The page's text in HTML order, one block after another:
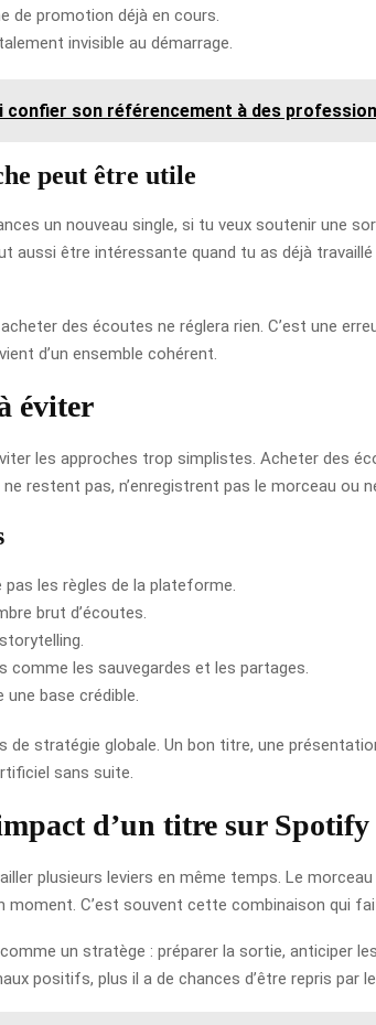
de promotion déjà en cours.
invisible au démarrage.
confier son référencement à des
peut être utile
un nouveau single, si tu veux soutenir une
aussi être intéressante quand tu as déjà
des écoutes ne réglera rien. C’est une
d’un ensemble cohérent.
éviter
les approches trop simplistes. Acheter des
restent pas, n’enregistrent pas le morceau ou
les règles de la plateforme.
brut d’écoutes.
les sauvegardes et les partages.
base crédible.
de stratégie globale. Un bon titre, une
sans suite.
d’un titre sur Spotify
plusieurs leviers en même temps. Le
moment. C’est souvent cette combinaison qui
un stratège : préparer la sortie, anticiper
positifs, plus il a de chances d’être repris par